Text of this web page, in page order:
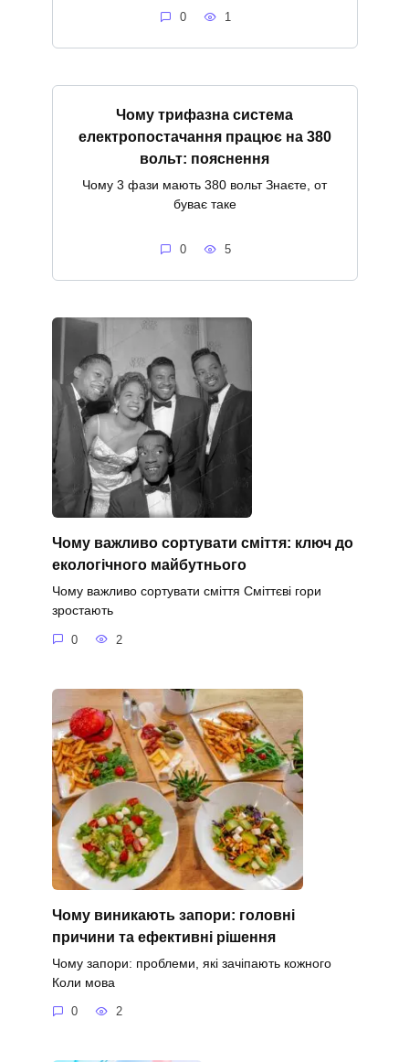
0 1
Чому трифазна система
електропостачання працює на 380
вольт: пояснення
Чому 3 фази мають 380 вольт Знаєте, от
буває таке
0 5
Чому важливо сортувати сміття: ключ до
екологічного майбутнього
Чому важливо сортувати сміття Сміттєві гори
зростають
0 2
Чому виникають запори: головні
причини та ефективні рішення
Чому запори: проблеми, які зачіпають кожного
Коли мова
0 2